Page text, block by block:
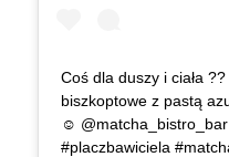
Coś dla duszy i ciała
biszkoptowe z pastą
☺
#placzbawiciela